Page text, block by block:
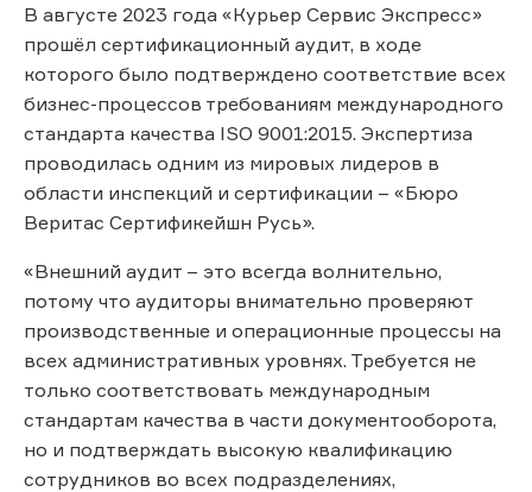
В августе 2023 года «Курьер Сервис Экспресс»
прошёл сертификационный аудит, в ходе
которого было подтверждено соответствие всех
бизнес-процессов требованиям международного
стандарта качества ISO 9001:2015. Экспертиза
проводилась одним из мировых лидеров в
области инспекций и сертификации – «Бюро
Веритас Сертификейшн Русь».
«Внешний аудит – это всегда волнительно,
потому что аудиторы внимательно проверяют
производственные и операционные процессы на
всех административных уровнях. Требуется не
только соответствовать международным
стандартам качества в части документооборота,
но и подтверждать высокую квалификацию
сотрудников во всех подразделениях,